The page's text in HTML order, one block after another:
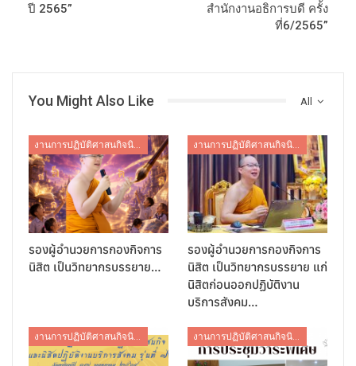
ปี 2565”
สำนักงานอธิการบดี ครั้ง
ที่6/2565”
All
You Might Also Like
รองผู้อำนวยการกองกิจการ
นิสิต เป็นวิทยากรบรรยาย…
รองผู้อำนวยการกองกิจการ
นิสิต เป็นวิทยากรบรรยาย แก่
นิสิตก่อนออกปฏิบัติงาน
บริการสังคม…
งานการปฏิบัติศาสนกิจนิสิต งานการปฏิบัติศาสนกิจนิสิต